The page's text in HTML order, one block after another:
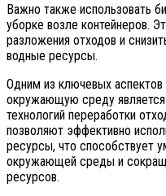
Важно также использовать
уборке возле контейнеров.
разложения отходов и
водные ресурсы.
Одним из ключевых аспектов
окружающую среду
технологий переработки
позволяют эффективно
ресурсы, что способствует
окружающей среды и
ресурсов.